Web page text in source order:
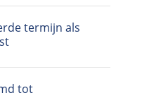
termijn als
tot